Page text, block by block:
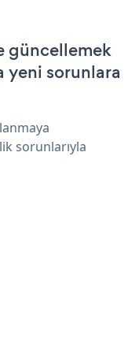
güncellemek
yeni sorunlara
sorunlarıyla